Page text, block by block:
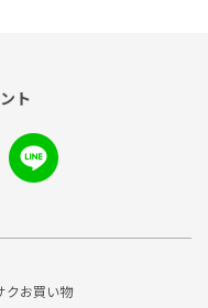
ト
クお買い物